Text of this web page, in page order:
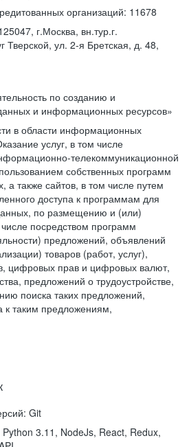
организаций: 11678
г.Москва, вн.тур.г.
Тверской, ул. 2-я Бретская, д. 48,
по созданию и
и информационных ресурсов»
в области информационных
услуг, в том числе
телекоммуникационной
собственных программ
также сайтов, в том числе путем
доступа к программам для
по размещению и (или)
посредством программ
предложений, объявлений
товаров (работ, услуг),
цифровых прав и цифровых валют,
предложений о трудоустройстве,
поиска таких предложений,
к таким предложениям,
Git
3.11, NodeJs, React, Redux,